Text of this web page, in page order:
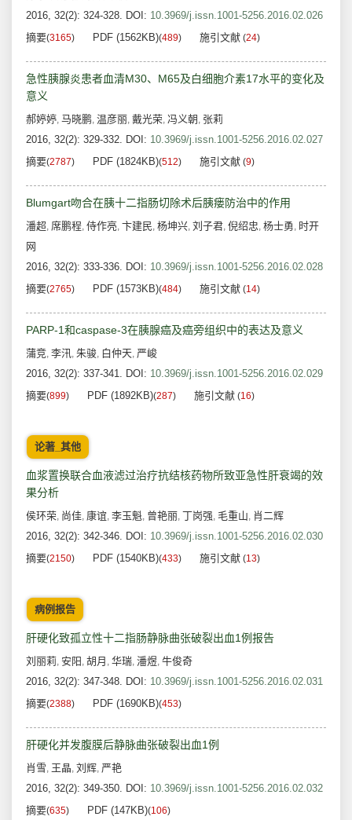
2016, 32(2): 324-328. DOI: 10.3969/j.issn.1001-5256.2016.02.026
摘要(3165) PDF (1562KB)(489) 施引文献 (24)
急性胰腺炎患者血清M30、M65及白细胞介素17水平的变化及
意义
郝婷婷, 马晓鹏, 温彦丽, 戴光荣, 冯义朝 , 张莉
2016, 32(2): 329-332. DOI: 10.3969/j.issn.1001-5256.2016.02.027
摘要(2787) PDF (1824KB)(512) 施引文献 (9)
Blumgart吻合在胰十二指肠切除术后胰瘘防治中的作用
潘超, 席鹏程, 侍作亮, 卞建民, 杨坤兴, 刘子君, 倪绍忠, 杨士勇, 时开
网
2016, 32(2): 333-336. DOI: 10.3969/j.issn.1001-5256.2016.02.028
摘要(2765) PDF (1573KB)(484) 施引文献 (14)
PARP-1和caspase-3在胰腺癌及癌旁组织中的表达及意义
蒲竞, 李汛, 朱骏, 白仲天, 严峻
2016, 32(2): 337-341. DOI: 10.3969/j.issn.1001-5256.2016.02.029
摘要(899) PDF (1892KB)(287) 施引文献 (16)
论著_其他
血浆置换联合血液滤过治疗抗结核药物所致亚急性肝衰竭的效
果分析
侯环荣, 尚佳, 康谊, 李玉魁, 曾艳丽, 丁岗强, 毛重山, 肖二辉
2016, 32(2): 342-346. DOI: 10.3969/j.issn.1001-5256.2016.02.030
摘要(2150) PDF (1540KB)(433) 施引文献 (13)
病例报告
肝硬化致孤立性十二指肠静脉曲张破裂出血1例报告
刘丽莉, 安阳 , 胡月 , 华瑞, 潘煜, 牛俊奇
2016, 32(2): 347-348. DOI: 10.3969/j.issn.1001-5256.2016.02.031
摘要(2388) PDF (1690KB)(453)
肝硬化并发腹膜后静脉曲张破裂出血1例
肖雪, 王晶, 刘辉, 严艳
2016, 32(2): 349-350. DOI: 10.3969/j.issn.1001-5256.2016.02.032
摘要(635) PDF (147KB)(106)